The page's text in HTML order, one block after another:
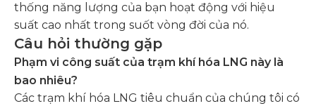
thống năng lượng của bạn hoạt động với hiệu
suất cao nhất trong suốt vòng đời của nó.
Câu hỏi thường gặp
Phạm vi công suất của trạm khí hóa LNG này là
bao nhiêu?
Các trạm khí hóa LNG tiêu chuẩn của chúng tôi có